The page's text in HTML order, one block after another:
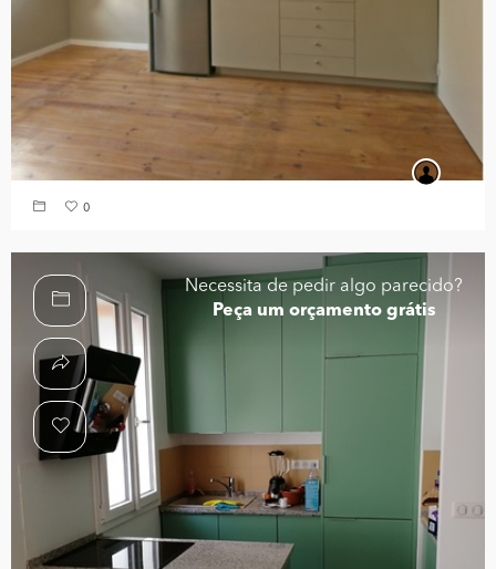
0
Necessita de pedir algo parecido?
Peça um orçamento grátis